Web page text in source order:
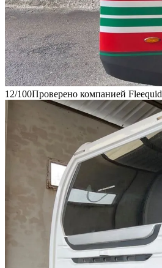
12/100Проверено компанией Fleequid